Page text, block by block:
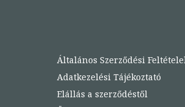
Általános Szerződési
Adatkezelési Tájékoztató
Elállás a szerződéstől